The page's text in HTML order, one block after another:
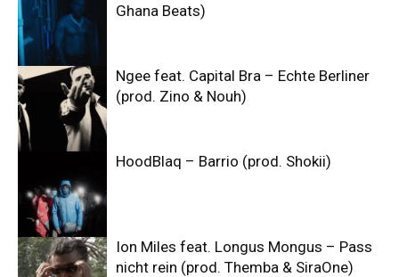
Ghana Beats)
Ngee feat. Capital Bra – Echte Berliner
(prod. Zino & Nouh)
HoodBlaq – Barrio (prod. Shokii)
Ion Miles feat. Longus Mongus – Pass
nicht rein (prod. Themba & SiraOne)